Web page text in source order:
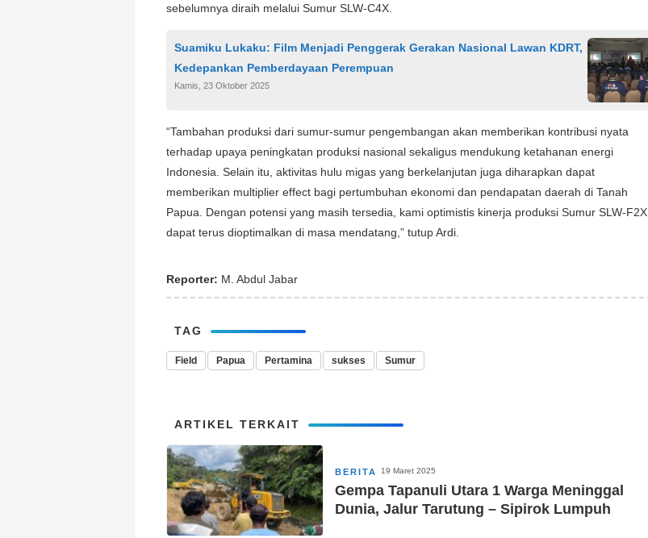
sebelumnya diraih melalui Sumur SLW-C4X.
Suamiku Lukaku: Film Menjadi Penggerak Gerakan Nasional Lawan KDRT,
Kedepankan Pemberdayaan Perempuan
Kamis, 23 Oktober 2025
“Tambahan produksi dari sumur-sumur pengembangan akan memberikan kontribusi nyata
terhadap upaya peningkatan produksi nasional sekaligus mendukung ketahanan energi
Indonesia. Selain itu, aktivitas hulu migas yang berkelanjutan juga diharapkan dapat
memberikan multiplier effect bagi pertumbuhan ekonomi dan pendapatan daerah di Tanah
Papua. Dengan potensi yang masih tersedia, kami optimistis kinerja produksi Sumur SLW-F2X
dapat terus dioptimalkan di masa mendatang,” tutup Ardi.
Reporter: M. Abdul Jabar
TAG
Field Papua Pertamina sukses Sumur
ARTIKEL TERKAIT
BERITA 19 Maret 2025
Gempa Tapanuli Utara 1 Warga Meninggal
Dunia, Jalur Tarutung – Sipirok Lumpuh